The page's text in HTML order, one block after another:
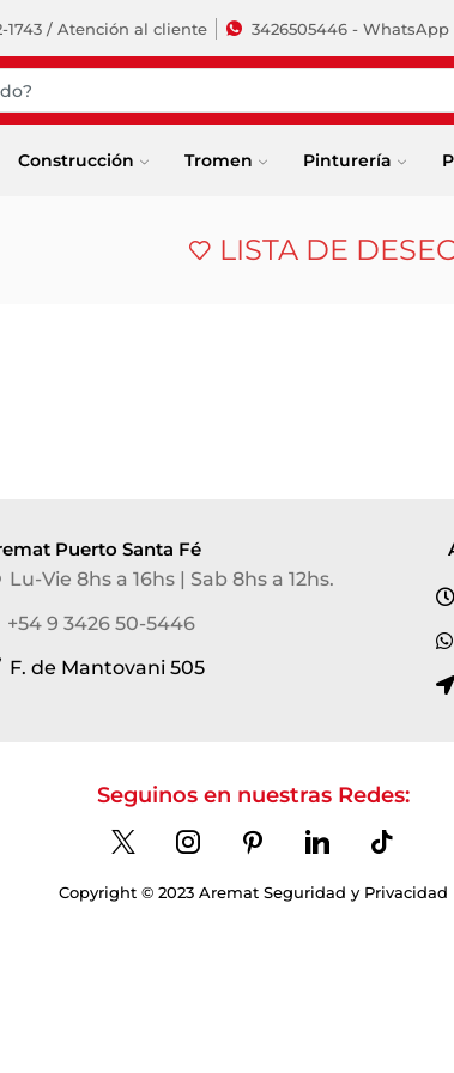
1743 / Atención al cliente 3426505446 - WhatsApp
Construcción Tromen Pinturería
LISTA DE
Puerto Santa Fé
Lu-Vie 8hs a 16hs | Sab 8hs a 12hs.
+54 9 3426 50-5446
F. de Mantovani 505
Seguinos en nuestras Redes:
Copyright © 2023 Aremat Seguridad y Privacidad